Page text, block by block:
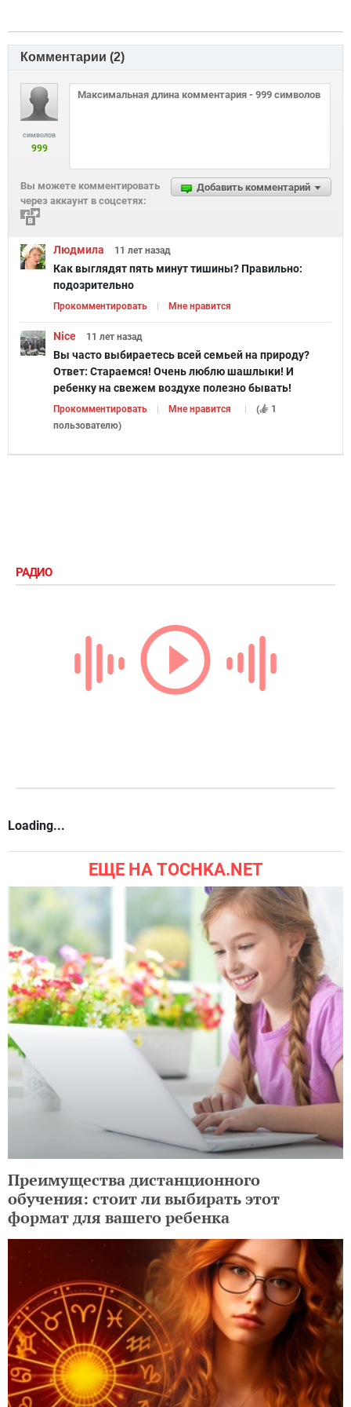
Комментарии (2)
символов
999
Добавить комментарий
Вы можете комментировать
через аккаунт в соцсетях:
Людмила 11 лет назад
Как выглядят пять минут тишины? Правильно:
подозрительно
Прокомментировать Мне нравится
Nice 11 лет назад
Вы часто выбираетесь всей семьей на природу?
Ответ: Стараемся! Очень люблю шашлыки! И
ребенку на свежем воздухе полезно бывать!
Прокомментировать Мне нравится (
1
пользователю)
РАДИО
Loading...
ЕЩЕ НА TOCHKA.NET
Преимущества дистанционного
обучения: стоит ли выбирать этот
формат для вашего ребенка